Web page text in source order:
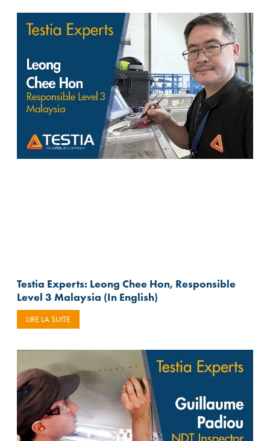
Testia Experts: Leong Chee Hon, Responsible
Level 3 Malaysia (In English)
LIRE LA SUITE